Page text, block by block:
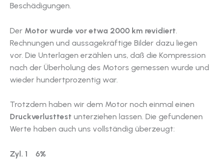
Beschädigungen.
Der Motor wurde vor etwa 2000 km revidiert.
Rechnungen und aussagekräftige Bilder dazu liegen
vor. Die Unterlagen erzählen uns, daß die Kompression
nach der Überholung des Motors gemessen wurde und
wieder hundertprozentig war.
Trotzdem haben wir dem Motor noch einmal einen
Druckverlusttest unterziehen lassen. Die gefundenen
Werte haben auch uns vollständig überzeugt:
Zyl. 1 6%